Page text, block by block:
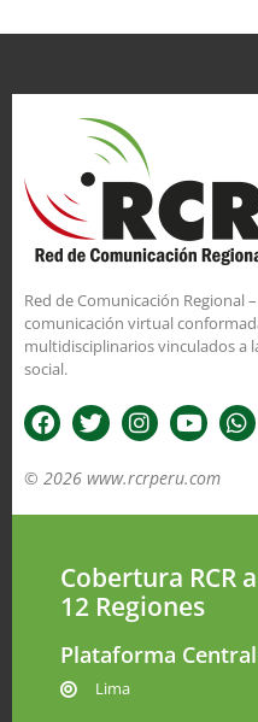
Red de Comunicación Regional
comunicación virtual
multidisciplinarios vinculados a
social.
© 2026 www.rcrperu.com
Cobertura RCR
12 Regiones
Plataforma Central
Lima